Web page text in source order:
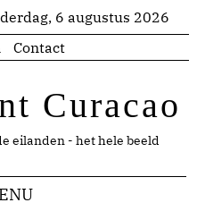
6 augustus 2026
Contact
Curacao
eilanden - het hele beeld